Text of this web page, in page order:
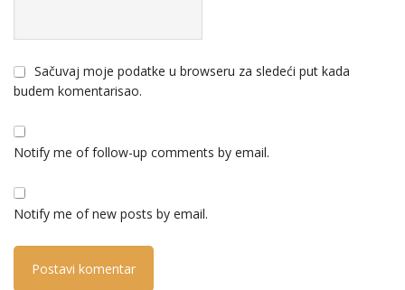
Sačuvaj moje podatke u browseru za sledeći put kada
budem komentarisao.
Notify me of follow-up comments by email.
Notify me of new posts by email.